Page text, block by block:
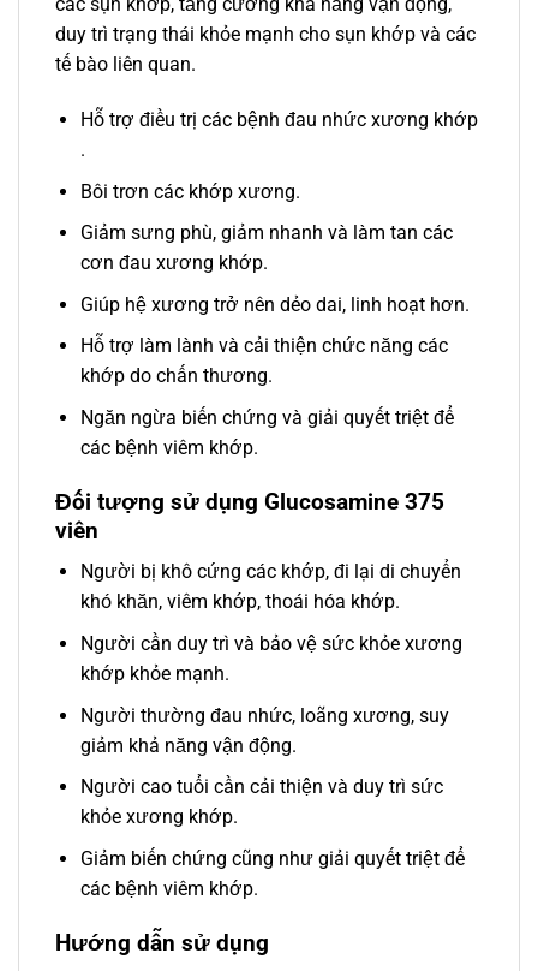
duy trì trạng thái khỏe mạnh cho sụn khớp và các
tế bào liên quan.
Hỗ trợ điều trị các bệnh đau nhức xương khớp
.
Bôi trơn các khớp xương.
Giảm sưng phù, giảm nhanh và làm tan các
cơn đau xương khớp.
Giúp hệ xương trở nên dẻo dai, linh hoạt hơn.
Hỗ trợ làm lành và cải thiện chức năng các
khớp do chấn thương.
Ngăn ngừa biến chứng và giải quyết triệt để
các bệnh viêm khớp.
Đối tượng sử dụng Glucosamine 375
viên
Người bị khô cứng các khớp, đi lại di chuyển
khó khăn, viêm khớp, thoái hóa khớp.
Người cần duy trì và bảo vệ sức khỏe xương
khớp khỏe mạnh.
Người thường đau nhức, loãng xương, suy
giảm khả năng vận động.
Người cao tuổi cần cải thiện và duy trì sức
khỏe xương khớp.
Giảm biến chứng cũng như giải quyết triệt để
các bệnh viêm khớp.
Hướng dẫn sử dụng